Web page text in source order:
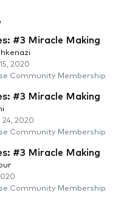
#3 Miracle Making
2020
Community Membership
#3 Miracle Making
2020
Community Membership
#3 Miracle Making
Community Membership